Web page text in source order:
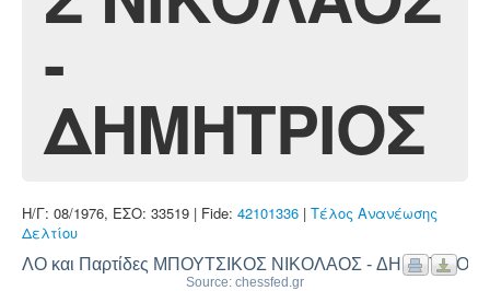
Login
-
ΔΗΜΗΤΡΙΟΣ
Η/Γ: 08/1976, ΕΣΟ: 33519 | Fide: 42101336 | Τέλος Ανανέωσης
Δελτίου
ΕΛΟ και Παρτίδες ΜΠΟΥΤΣΙΚΟΣ ΝΙΚΟΛΑΟΣ - ΔΗΜΗΤΡΙΟΣ
Source: chessfed.gr